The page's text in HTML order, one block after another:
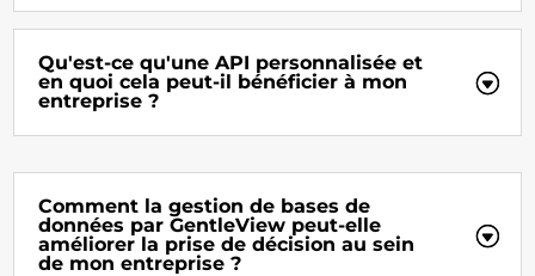
Qu'est-ce qu'une API personnalisée et
en quoi cela peut-il bénéficier à mon
entreprise ?
Comment la gestion de bases de
données par GentleView peut-elle
améliorer la prise de décision au sein
de mon entreprise ?